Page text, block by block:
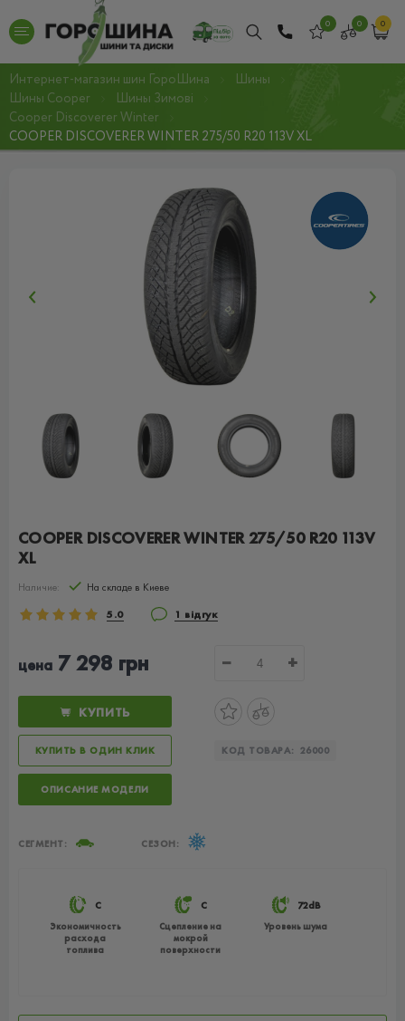
0 0 0
Интернет-магазин шин ГороШина
Шины
Шины Cooper
Шины Зимові
Cooper Discoverer Winter
COOPER DISCOVERER WINTER 275/50 R20 113V XL
COOPER DISCOVERER WINTER 275/50 R20 113V
XL
Наличие:
На складе в Киеве
5.0
1 відгук
цена 7 298 грн − +
КУПИТЬ
КУПИТЬ В ОДИН КЛИК КОД ТОВАРА: 26000
ОПИСАНИЕ МОДЕЛИ
C
Экономичность
расхода
топлива
C
Сцепление на
мокрой
поверхности
72dB
Уровень шума
СЕГМЕНТ: СЕЗОН: